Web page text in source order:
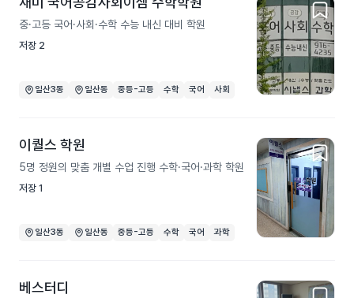
중·고등 국어·사회·수학 수능 내신 대비 학원
저장 2
일산3동 일산동 중등-고등 수학 국어 사회
이퀄스 학원
5명 정원의 맞춤 개별 수업 진행 수학·국어·과학 학원
저장 1
일산3동 일산동 중등-고등 수학 국어 과학
베스터디